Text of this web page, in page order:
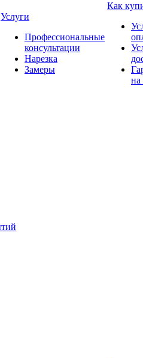
Услуги
Профессиональные
консультации
Нарезка
Замеры
Как
на